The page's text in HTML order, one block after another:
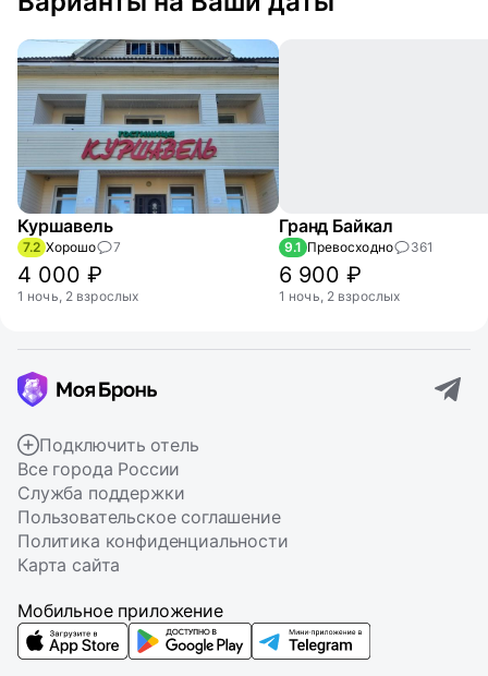
Куршавель
7.2 Хорошо 7
4 000 ₽
1 ночь, 2 взрослых
Гранд Байкал
9.1 Превосходно 361
6 900 ₽
1 ночь, 2 взрослых
Подключить отель
Все города России
Служба поддержки
Пользовательское соглашение
Политика конфиденциальности
Карта сайта
Мобильное приложение